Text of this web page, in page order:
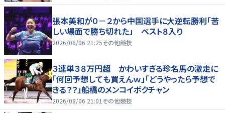
張本美和が０－２から中国選手に大逆転勝利「苦
しい場面で勝ち切れた」 ベスト８入り
2026/08/06 21:25その他競技
３連単３８万円超 かわいすぎる珍名馬の激走に
「何回予想しても買えんｗ」「どうやったら予想で
きる？？」船橋のメンコイボクチャン
2026/08/06 21:01 その他競技